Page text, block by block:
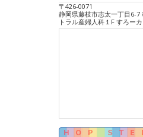
〒426-0071
静岡県藤枝市志太一丁目6-7
トラル産婦人科１F すろー